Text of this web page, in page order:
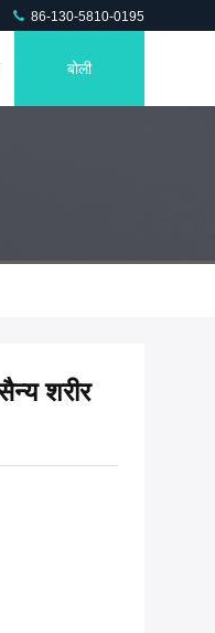
86-130-5810-0195
बोली
शरीर